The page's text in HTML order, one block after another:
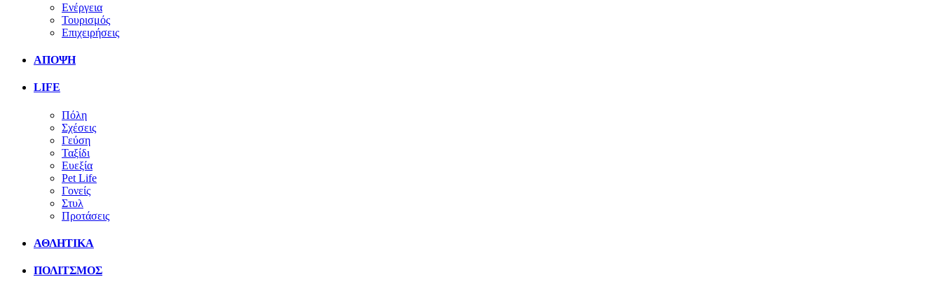
Ενέργεια
Τουρισμός
Επιχειρήσεις
ΑΠΟΨΗ
LIFE
Πόλη
Σχέσεις
Γεύση
Ταξίδι
Ευεξία
Pet Life
Γονείς
Στυλ
Προτάσεις
ΑΘΛΗΤΙΚΑ
ΠΟΛΙΤΣΜΟΣ